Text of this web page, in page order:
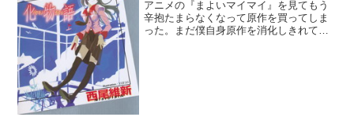
アニメの『まよいマイマイ』を見てもう
辛抱たまらなくなって原作を買ってしま
った。まだ僕自身原作を消化しきれてい